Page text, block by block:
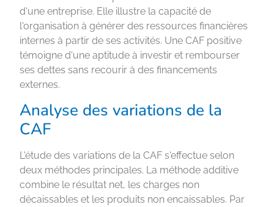
d'une entreprise. Elle illustre la capacité de
l'organisation à générer des ressources financières
internes à partir de ses activités. Une CAF positive
témoigne d'une aptitude à investir et rembourser
ses dettes sans recourir à des financements
externes.
Analyse des variations de la
CAF
L'étude des variations de la CAF s'effectue selon
deux méthodes principales. La méthode additive
combine le résultat net, les charges non
décaissables et les produits non encaissables. Par